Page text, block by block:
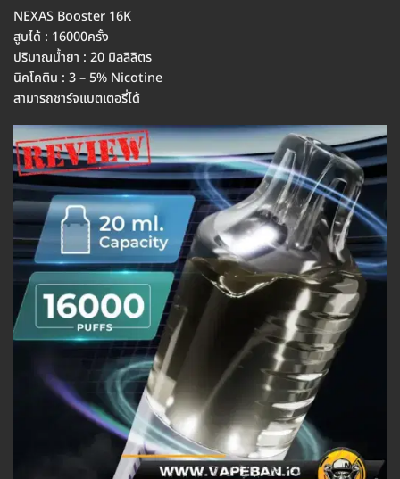
NEXAS Booster 16K
สูบได้ : 16000ครั้ง
ปริมาณน้ำยา : 20 มิลลิลิตร
นิคโคติน : 3 – 5% Nicotine
สามารถชาร์จแบตเตอรี่ได้